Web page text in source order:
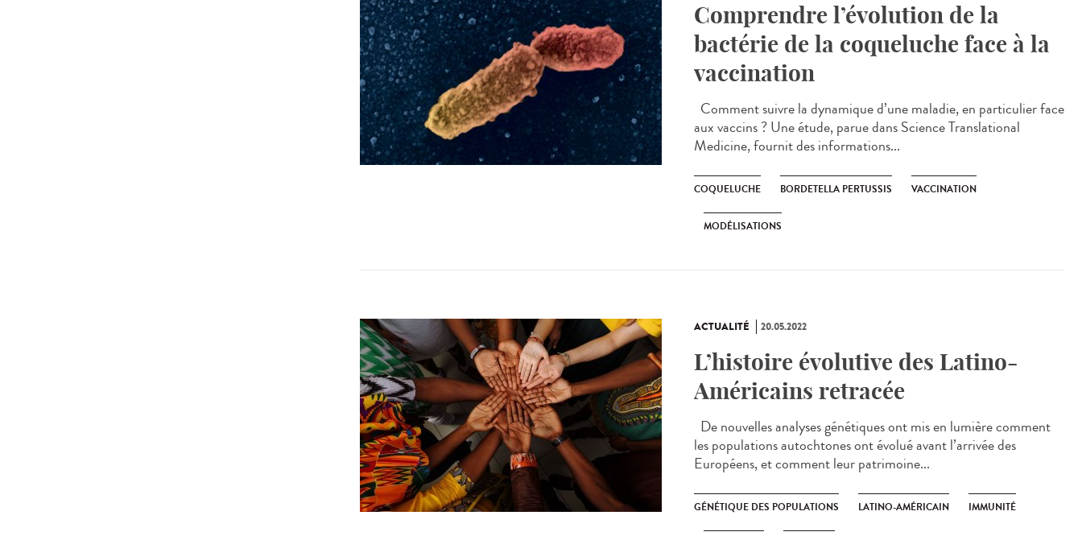
Comprendre l’évolution de la
bactérie de la coqueluche face à la
vaccination
Comment suivre la dynamique d’une maladie, en particulier face
aux vaccins ? Une étude, parue dans Science Translational
Medicine, fournit des informations...
COQUELUCHE BORDETELLA PERTUSSIS VACCINATION
MODÉLISATIONS
ACTUALITÉ 20.05.2022
L’histoire évolutive des Latino-
Américains retracée
De nouvelles analyses génétiques ont mis en lumière comment
les populations autochtones ont évolué avant l’arrivée des
Européens, et comment leur patrimoine...
GÉNÉTIQUE DES POPULATIONS LATINO-AMÉRICAIN IMMUNITÉ